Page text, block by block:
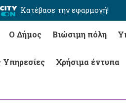
Κατέβασε την εφαρμογή!
Ο Δήμος Βιώσιμη πόλη
Χρήσιμα έντυπα